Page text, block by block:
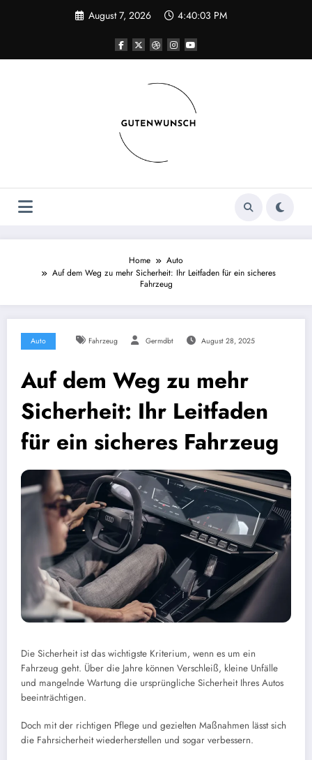
August 7, 2026 4:40:04 PM
Home
Auto
Auf dem Weg zu mehr Sicherheit: Ihr Leitfaden für ein sicheres
Fahrzeug
Auto Fahrzeug Germdbt August 28, 2025
Auf dem Weg zu mehr
Sicherheit: Ihr Leitfaden
für ein sicheres Fahrzeug
Die Sicherheit ist das wichtigste Kriterium, wenn es um ein
Fahrzeug geht. Über die Jahre können Verschleiß, kleine Unfälle
und mangelnde Wartung die ursprüngliche Sicherheit Ihres Autos
beeinträchtigen.
Doch mit der richtigen Pflege und gezielten Maßnahmen lässt sich
die Fahrsicherheit wiederherstellen und sogar verbessern.